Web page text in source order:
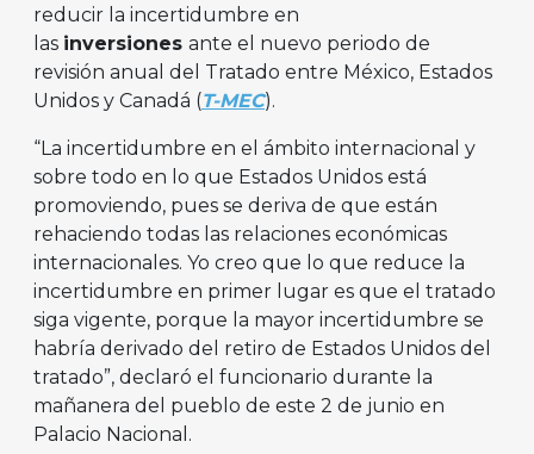
reducir la incertidumbre en
las inversiones ante el nuevo periodo de
revisión anual del Tratado entre México, Estados
Unidos y Canadá (T-MEC).
“La incertidumbre en el ámbito internacional y
sobre todo en lo que Estados Unidos está
promoviendo, pues se deriva de que están
rehaciendo todas las relaciones económicas
internacionales. Yo creo que lo que reduce la
incertidumbre en primer lugar es que el tratado
siga vigente, porque la mayor incertidumbre se
habría derivado del retiro de Estados Unidos del
tratado”, declaró el funcionario durante la
mañanera del pueblo de este 2 de junio en
Palacio Nacional.